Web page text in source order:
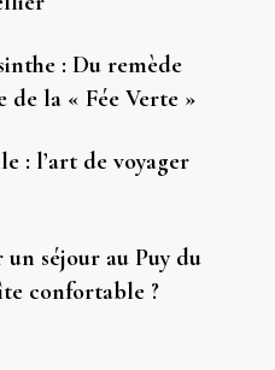
: Du remède
de la « Fée Verte »
: l’art de voyager
séjour au Puy du
confortable ?